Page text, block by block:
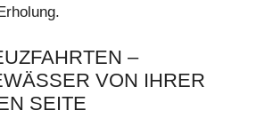
–
VON IHRER
SEITE